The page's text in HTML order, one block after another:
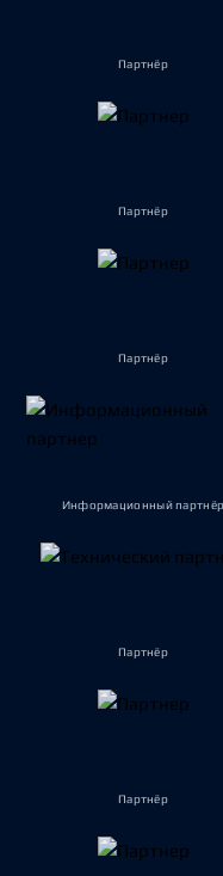
Партнёр
Партнёр
Партнёр
Информационный партнёр
Партнёр
Партнёр